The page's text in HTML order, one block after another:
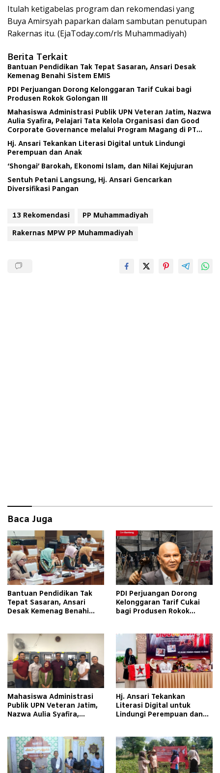
Itulah ketigabelas program dan rekomendasi yang
Buya Amirsyah paparkan dalam sambutan penutupan
Rakernas itu. (EjaToday.com/rls Muhammadiyah)
Berita Terkait
Bantuan Pendidikan Tak Tepat Sasaran, Ansari Desak
Kemenag Benahi Sistem EMIS
PDI Perjuangan Dorong Kelonggaran Tarif Cukai bagi
Produsen Rokok Golongan III
Mahasiswa Administrasi Publik UPN Veteran Jatim, Nazwa
Aulia Syafira, Pelajari Tata Kelola Organisasi dan Good
Corporate Governance melalui Program Magang di PT
Aerofood Indonesia Cabang Surabaya
Hj. Ansari Tekankan Literasi Digital untuk Lindungi
Perempuan dan Anak
‘Shongai’ Barokah, Ekonomi Islam, dan Nilai Kejujuran
Sentuh Petani Langsung, Hj. Ansari Gencarkan
Diversifikasi Pangan
13 Rekomendasi
PP Muhammadiyah
Rakernas MPW PP Muhammadiyah
Baca Juga
Bantuan Pendidikan Tak
Tepat Sasaran, Ansari
Desak Kemenag Benahi
PDI Perjuangan Dorong
Kelonggaran Tarif Cukai
bagi Produsen Rokok
Mahasiswa Administrasi
Publik UPN Veteran Jatim,
Nazwa Aulia Syafira,
Corporate Governance
melalui Program Magang di
PT Aerofood Indonesia
Cabang Surabaya
Hj. Ansari Tekankan
Literasi Digital untuk
Lindungi Perempuan dan